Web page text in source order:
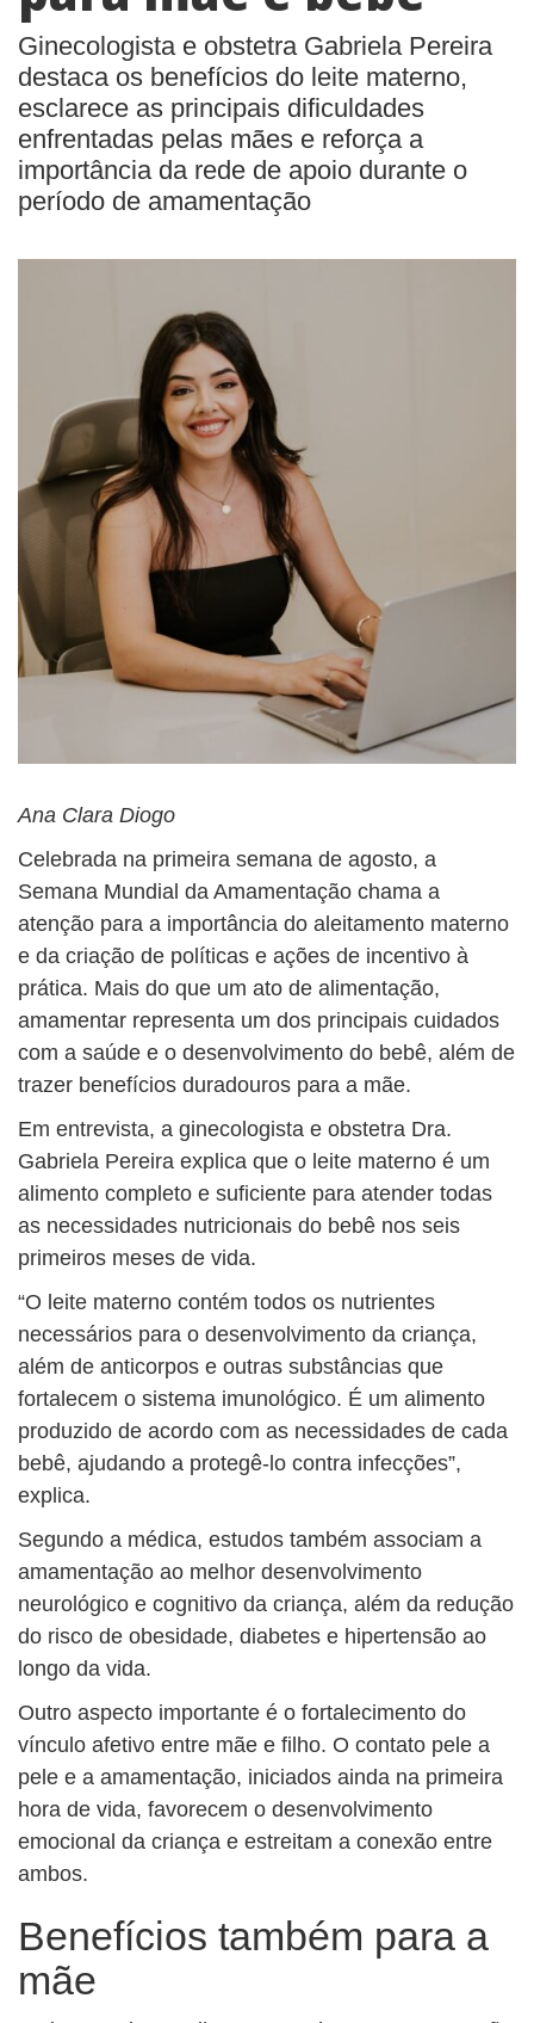
Ginecologista e obstetra Gabriela Pereira
destaca os benefícios do leite materno,
esclarece as principais dificuldades
enfrentadas pelas mães e reforça a
importância da rede de apoio durante o
período de amamentação
Ana Clara Diogo
Celebrada na primeira semana de agosto, a
Semana Mundial da Amamentação chama a
atenção para a importância do aleitamento materno
e da criação de políticas e ações de incentivo à
prática. Mais do que um ato de alimentação,
amamentar representa um dos principais cuidados
com a saúde e o desenvolvimento do bebê, além de
trazer benefícios duradouros para a mãe.
Em entrevista, a ginecologista e obstetra Dra.
Gabriela Pereira explica que o leite materno é um
alimento completo e suficiente para atender todas
as necessidades nutricionais do bebê nos seis
primeiros meses de vida.
“O leite materno contém todos os nutrientes
necessários para o desenvolvimento da criança,
além de anticorpos e outras substâncias que
fortalecem o sistema imunológico. É um alimento
produzido de acordo com as necessidades de cada
bebê, ajudando a protegê-lo contra infecções”,
explica.
Segundo a médica, estudos também associam a
amamentação ao melhor desenvolvimento
neurológico e cognitivo da criança, além da redução
do risco de obesidade, diabetes e hipertensão ao
longo da vida.
Outro aspecto importante é o fortalecimento do
vínculo afetivo entre mãe e filho. O contato pele a
pele e a amamentação, iniciados ainda na primeira
hora de vida, favorecem o desenvolvimento
emocional da criança e estreitam a conexão entre
ambos.
Benefícios também para a
mãe